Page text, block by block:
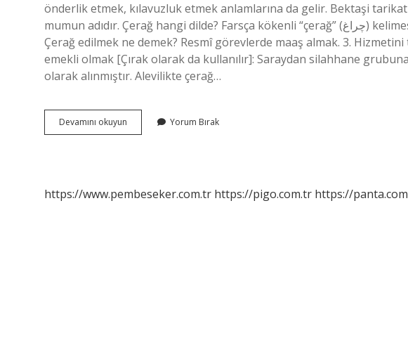
önderlik etmek, kılavuzluk etmek anlamlarına da gelir. Bektaşi
mumun adıdır. Çerağ hangi dilde? Farsça kökenli “çerağ” (چراغ) kelimesi kandil, lamba, ışık anlamına gelmektedir.
Çerağ edilmek ne demek? Resmî görevlerde maaş almak. 3.
emekli olmak [Çırak olarak da kullanılır]: Saraydan silahhane
olarak alınmıştır. Alevilikte çerağ…
Devamını okuyun
Ne
Yorum Bırak
https://www.pembeseker.com.tr https://pigo.com.tr https://